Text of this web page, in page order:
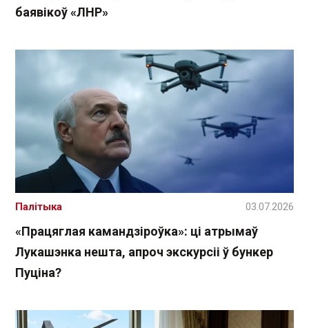
баявікоў «ЛНР»
«Працяглая камандзіроўка»: ці атрымаў
Лукашэнка нешта, апроч экскурсіі ў бункер
Пуціна?
Палітыка 03.07.2026